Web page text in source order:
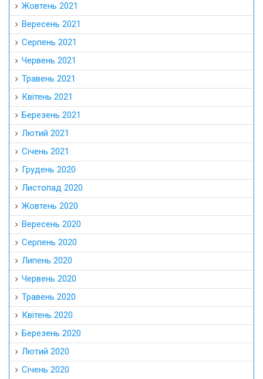
Жовтень 2021
Вересень 2021
Серпень 2021
Червень 2021
Травень 2021
Квітень 2021
Березень 2021
Лютий 2021
Січень 2021
Грудень 2020
Листопад 2020
Жовтень 2020
Вересень 2020
Серпень 2020
Липень 2020
Червень 2020
Травень 2020
Квітень 2020
Березень 2020
Лютий 2020
Січень 2020